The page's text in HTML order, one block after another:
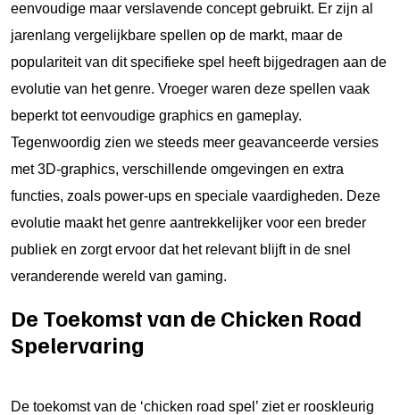
eenvoudige maar verslavende concept gebruikt. Er zijn al
jarenlang vergelijkbare spellen op de markt, maar de
populariteit van dit specifieke spel heeft bijgedragen aan de
evolutie van het genre. Vroeger waren deze spellen vaak
beperkt tot eenvoudige graphics en gameplay.
Tegenwoordig zien we steeds meer geavanceerde versies
met 3D-graphics, verschillende omgevingen en extra
functies, zoals power-ups en speciale vaardigheden. Deze
evolutie maakt het genre aantrekkelijker voor een breder
publiek en zorgt ervoor dat het relevant blijft in de snel
veranderende wereld van gaming.
De Toekomst van de Chicken Road
Spelervaring
De toekomst van de ‘chicken road spel’ ziet er rooskleurig